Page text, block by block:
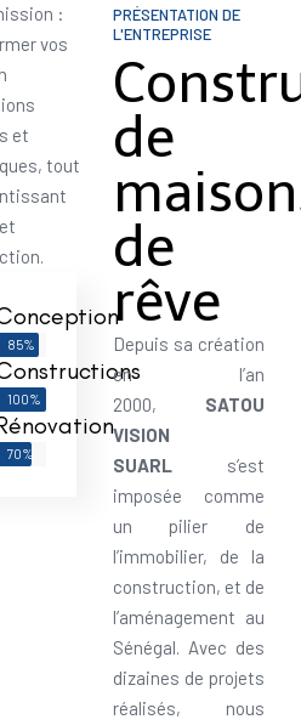
:
vos
et
tout
85%
100%
70%
PRÉSENTATION DE
L'ENTREPRISE
de
de
rêve
Depuis sa création
en l’an
2000, SATOU
VISION
SUARLs’est
imposée comme
un pilier de
l’immobilier, de la
construction, et de
l’aménagement au
Sénégal. Avec des
dizaines de projets
réalisés, nous